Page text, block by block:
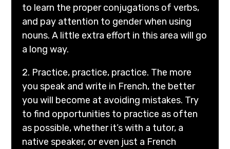
to learn the proper conjugations of verbs,
and pay attention to gender when using
nouns. A little extra effort in this area will go
a long way.
2. Practice, practice, practice. The more
you speak and write in French, the better
you will become at avoiding mistakes. Try
to find opportunities to practice as often
as possible, whether it’s with a tutor, a
native speaker, or even just a French